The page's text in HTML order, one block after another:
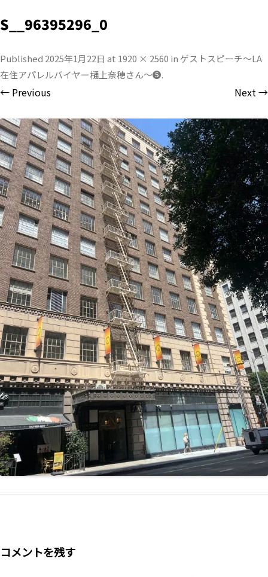
S__96395296_0
Published 2025年1月22日 at 1920 × 2560 in ゲストスピーチ〜LA
在住アパレルバイヤー樋上奈穂さん〜❺.
← Previous Next →
コメントを残す